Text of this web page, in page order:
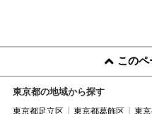
この
東京都の地域から探す
東京都足立区 東京都葛飾区 東